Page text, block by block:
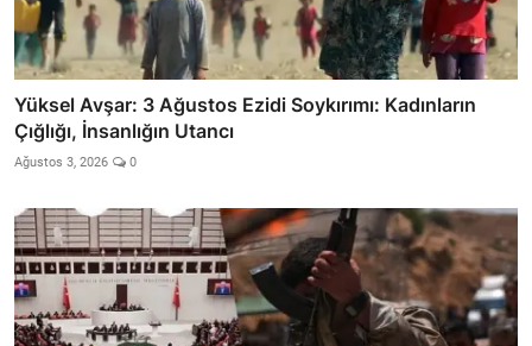
Yüksel Avşar: 3 Ağustos Ezidi Soykırımı: Kadınların
Çığlığı, İnsanlığın Utancı
Ağustos 3, 2026 0